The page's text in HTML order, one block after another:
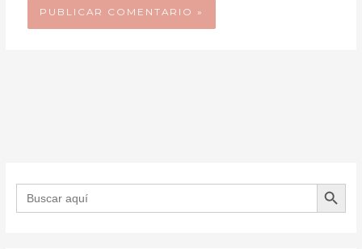
Buscar: BOTÓN DE